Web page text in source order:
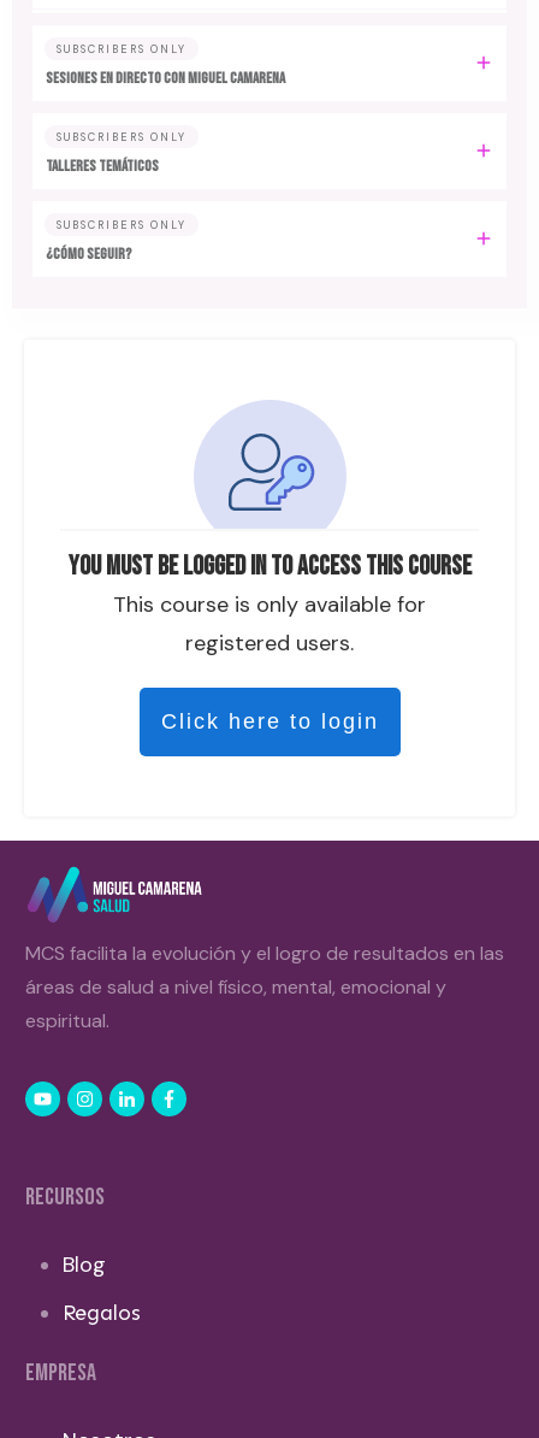
You must be logged in to access this course
This course is only available for
registered users.
Click here to login
SUBSCRIBERS ONLY
SESIONES EN DIRECTO CON MIGUEL CAMARENA
SUBSCRIBERS ONLY
TALLERES TEMÁTICOS
SUBSCRIBERS ONLY
¿CÓMO SEGUIR?
MCS facilita la evolución y el logro de resultados en las
áreas de salud a nivel físico, mental, emocional y
espiritual.
RECURSOS
Blog
Regalos
EMPRESA